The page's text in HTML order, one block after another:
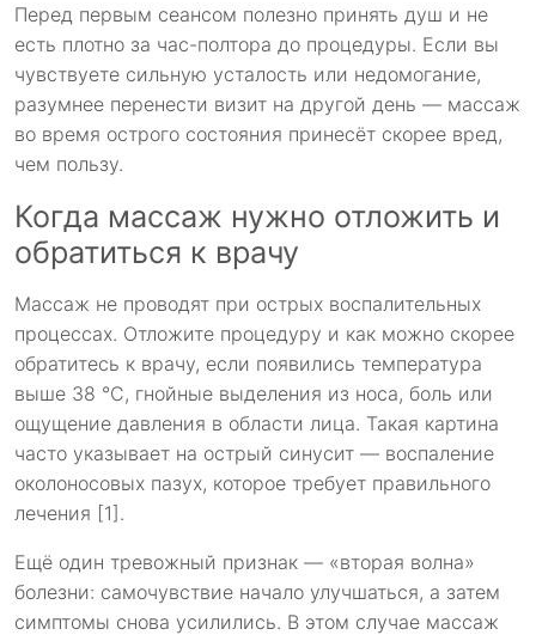
Перед первым сеансом полезно принять душ и не
есть плотно за час-полтора до процедуры. Если вы
чувствуете сильную усталость или недомогание,
разумнее перенести визит на другой день — массаж
во время острого состояния принесёт скорее вред,
чем пользу.
Когда массаж нужно отложить и
обратиться к врачу
Массаж не проводят при острых воспалительных
процессах. Отложите процедуру и как можно скорее
обратитесь к врачу, если появились температура
выше 38 °C, гнойные выделения из носа, боль или
ощущение давления в области лица. Такая картина
часто указывает на острый синусит — воспаление
околоносовых пазух, которое требует правильного
лечения [1].
Ещё один тревожный признак — «вторая волна»
болезни: самочувствие начало улучшаться, а затем
симптомы снова усилились. В этом случае массаж